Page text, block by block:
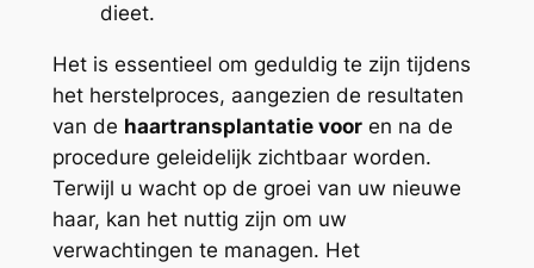
dieet.
Het is essentieel om geduldig te zijn tijdens
het herstelproces, aangezien de resultaten
van de haartransplantatie vooren na de
procedure geleidelijk zichtbaar worden.
Terwijl u wacht op de groei van uw nieuwe
haar, kan het nuttig zijn om uw
verwachtingen te managen. Het